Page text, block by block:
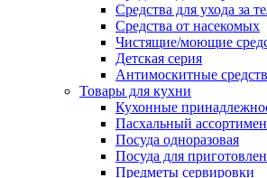
Средства для ухода за
Средства от насекомых
Чистящие/моющие
Детская серия
Антимоскитные
Товары для кухни
Кухонные
Пасхальный
Посуда одноразовая
Посуда для
Предметы сервировки